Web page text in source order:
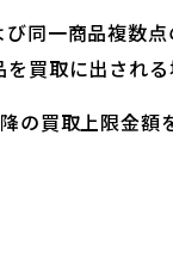
同一商品複数
買取に出される
の買取上限金額